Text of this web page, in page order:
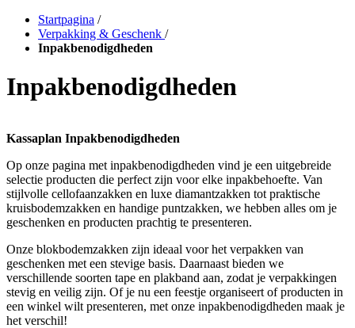
Startpagina /
Verpakking & Geschenk /
Inpakbenodigdheden
Inpakbenodigdheden
Kassaplan Inpakbenodigdheden
Op onze pagina met inpakbenodigdheden vind je een uitgebreide
selectie producten die perfect zijn voor elke inpakbehoefte. Van
stijlvolle cellofaanzakken en luxe diamantzakken tot praktische
kruisbodemzakken en handige puntzakken, we hebben alles om je
geschenken en producten prachtig te presenteren.
Onze blokbodemzakken zijn ideaal voor het verpakken van
geschenken met een stevige basis. Daarnaast bieden we
verschillende soorten tape en plakband aan, zodat je verpakkingen
stevig en veilig zijn. Of je nu een feestje organiseert of producten in
een winkel wilt presenteren, met onze inpakbenodigdheden maak je
het verschil!